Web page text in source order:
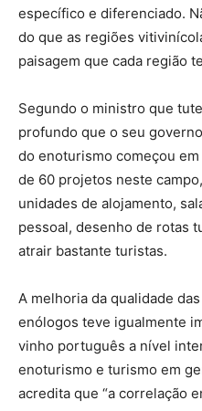
específico e diferenciado.
do que as regiões
paisagem que cada região
Segundo o ministro que
profundo que o seu
do enoturismo começou
de 60 projetos neste
unidades de alojamento,
pessoal, desenho de rotas
atrair bastante turistas.
A melhoria da qualidade
enólogos teve igualmente
vinho português a nível
enoturismo e turismo em
acredita que “a correlação